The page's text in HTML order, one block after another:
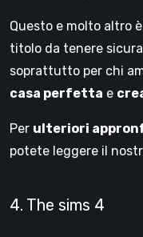
Questo e molto altro
titolo da tenere
soprattutto per chi
casa perfetta e
Per ulteriori
potete leggere il
4. The sims 4